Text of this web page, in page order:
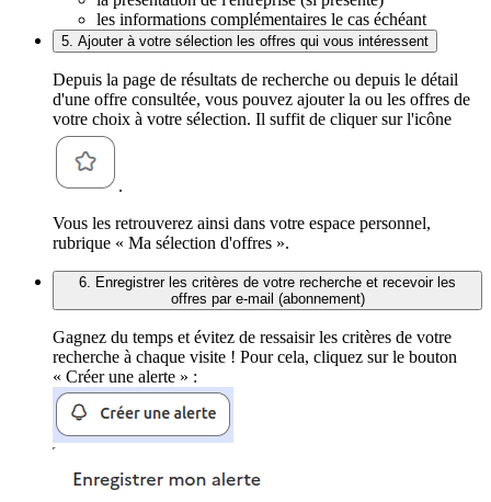
les informations complémentaires le cas échéant
5. Ajouter à votre sélection les offres qui vous intéressent
Depuis la page de résultats de recherche ou depuis le détail
d'une offre consultée, vous pouvez ajouter la ou les offres de
votre choix à votre sélection. Il suffit de cliquer sur l'icône
.
Vous les retrouverez ainsi dans votre espace personnel,
rubrique « Ma sélection d'offres ».
6. Enregistrer les critères de votre recherche et recevoir les
offres par e-mail (abonnement)
Gagnez du temps et évitez de ressaisir les critères de votre
recherche à chaque visite ! Pour cela, cliquez sur le bouton
« Créer une alerte » :